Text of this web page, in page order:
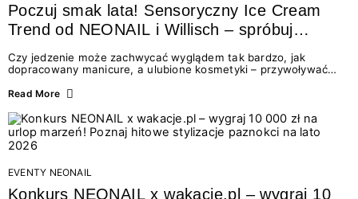
Poczuj smak lata! Sensoryczny Ice Cream
Trend od NEONAIL i Willisch – spróbuj
nowych lodów i odbierz prezent!
Czy jedzenie może zachwycać wyglądem tak bardzo, jak
dopracowany manicure, a ulubione kosmetyki – przywoływać
świata beauty i oszałamiających deserów to coś więcej niż
zmysłami: przez soczysty kolor, aksamitną teksturę,
orzeźwiający zapach i słodki akcent na podniebieniu. Tego lata
NEONAIL łączy siły z marką Willisch, tworząc unikalny projekt
na styku jedzenia i piękna....
Read More
EVENTY NEONAIL
Konkurs NEONAIL x wakacje.pl – wygraj 10